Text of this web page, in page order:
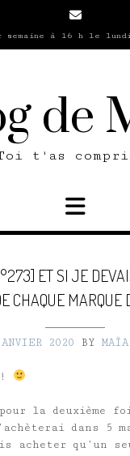
semaine à 16 h le
de
t'as
ET SI JE
CHAQUE MARQUE
2020 BY MAÏA
la deuxième
dans 5
acheter qu’un